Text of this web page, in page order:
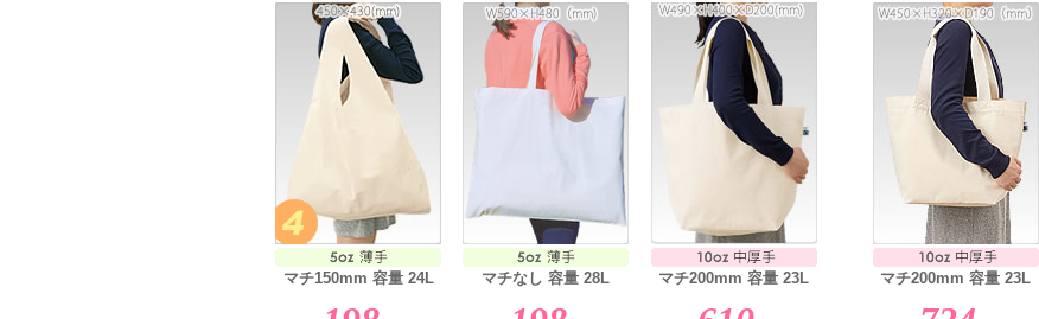
マチ150mm 容量 24L マチなし 容量 28L マチ200mm 容量 23L マチ200mm 容量 23L